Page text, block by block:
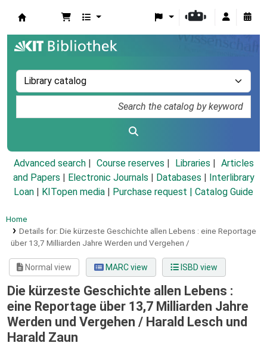
Advanced search Course reserves Libraries
Articles
and Papers
Electronic Journals Databases
Interlibrary
Loan
KITopen media Purchase request | Catalog Guide
Home
Details for: Die kürzeste Geschichte allen Lebens : eine Reportage
über 13,7 Milliarden Jahre Werden und Vergehen /
Normal view MARC view ISBD view
Die kürzeste Geschichte allen Lebens :
eine Reportage über 13,7 Milliarden Jahre
Werden und Vergehen / Harald Lesch und
Harald Zaun